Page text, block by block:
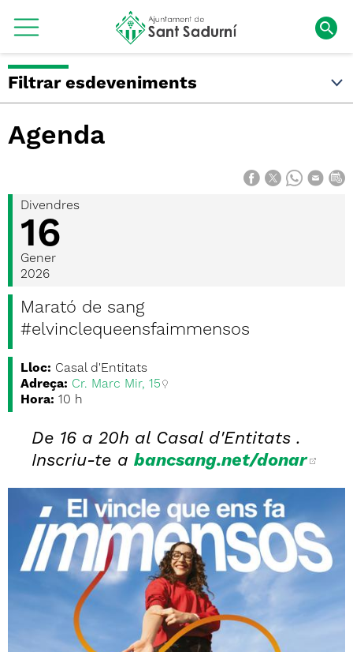
Filtrar esdeveniments
Agenda
Divendres
16
Gener
2026
Marató de sang
#elvinclequeensfaimmensos
Lloc: Casal d'Entitats
Adreça: Cr. Marc Mir, 15
Hora: 10 h
De 16 a 20h al Casal d'Entitats .
Inscriu-te a bancsang.net/donar